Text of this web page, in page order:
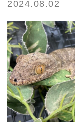
2024.08.02